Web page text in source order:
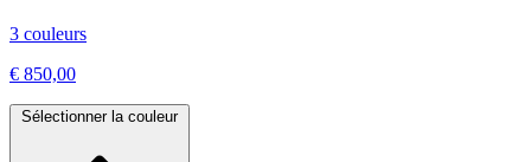
3 couleurs
€ 850,00
Sélectionner la couleur